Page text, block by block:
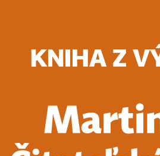
Vyhľadávanie
Prihlásiť
Vyhľadávanie